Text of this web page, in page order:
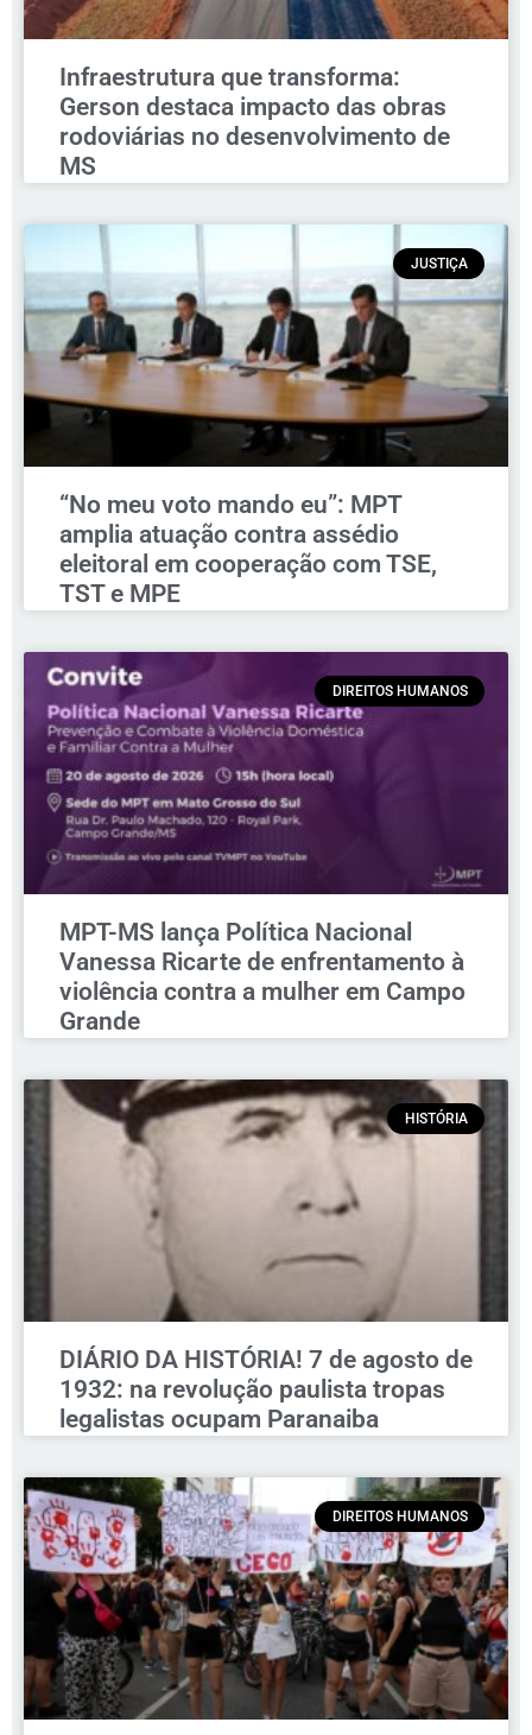
Infraestrutura que transforma:
Gerson destaca impacto das obras
rodoviárias no desenvolvimento de
MS
JUSTIÇA
“No meu voto mando eu”: MPT
amplia atuação contra assédio
eleitoral em cooperação com TSE,
TST e MPE
DIREITOS HUMANOS
MPT-MS lança Política Nacional
Vanessa Ricarte de enfrentamento à
violência contra a mulher em Campo
Grande
HISTÓRIA
DIÁRIO DA HISTÓRIA! 7 de agosto de
1932: na revolução paulista tropas
legalistas ocupam Paranaiba
DIREITOS HUMANOS